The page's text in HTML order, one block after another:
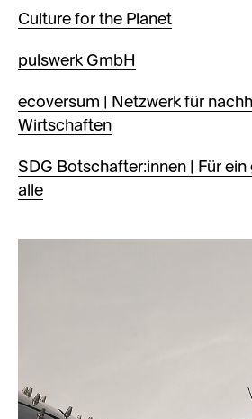
Culture for the Planet
pulswerk GmbH
ecoversum | Netzwerk für
Wirtschaften
SDG Botschafter:innen | Für
alle